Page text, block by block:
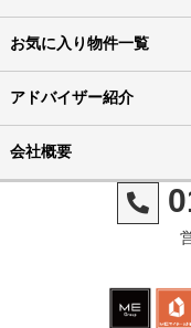
お気に入り物件一覧
アドバイザー紹介
会社概要